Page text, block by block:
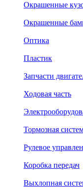
Окрашенные
Окрашенные
Оптика
Пластик
Запчасти
Ходовая часть
Тормозная
Рулевое
Коробка передач
Выхлопная